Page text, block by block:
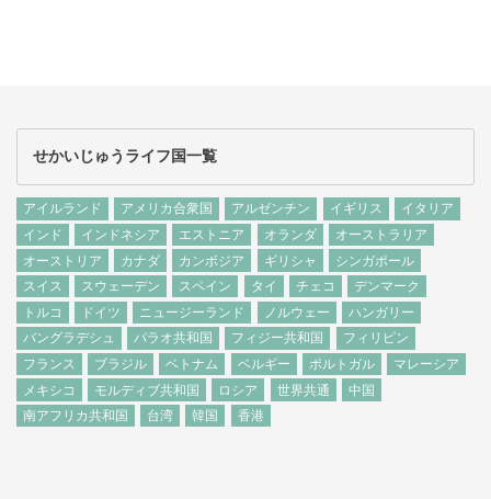
せかいじゅうライフ国一覧
アイルランド アメリカ合衆国 アルゼンチン イギリス
イタリア
インド
インドネシア エストニア オランダ
オーストラリア
オーストリア
カナダ カンボジア ギリシャ
シンガポール
スイス
スウェーデン スペイン タイ チェコ
デンマーク
トルコ
ドイツ ニュージーランド ノルウェー
ハンガリー
バングラデシュ
パラオ共和国 フィジー共和国
フィリピン
フランス
ブラジル ベトナム ベルギー ポルトガル
マレーシア
メキシコ
モルディブ共和国 ロシア 世界共通
中国
南アフリカ共和国
台湾 韓国 香港